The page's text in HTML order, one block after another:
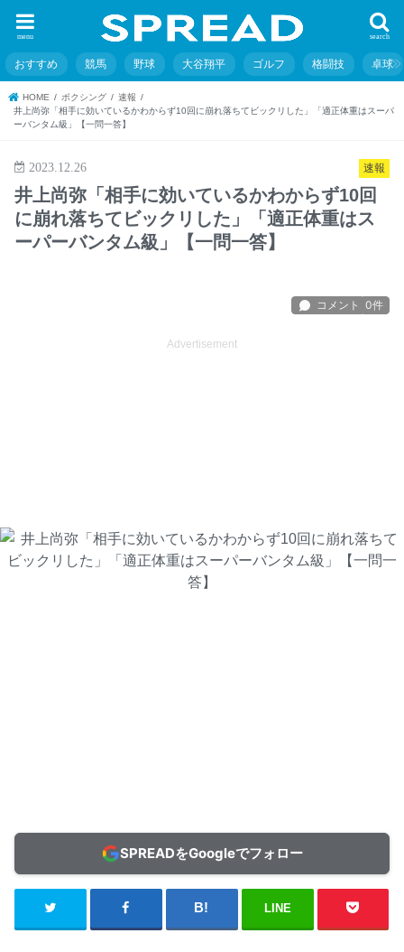
search
menu
おすすめ 競馬 野球 大谷翔平 ゴルフ 格闘技 卓球
HOME ボクシング
速報
井上尚弥「相手に効いているかわからず10回に崩れ落ちてビックリした」「適正体重はスーパ
ーバンタム級」【一問一答】
速報
2023.12.26
井上尚弥「相手に効いているかわからず10回
に崩れ落ちてビックリした」「適正体重はス
ーパーバンタム級」【一問一答】
Advertisement
SPREADをGoogleでフォロー
LINE